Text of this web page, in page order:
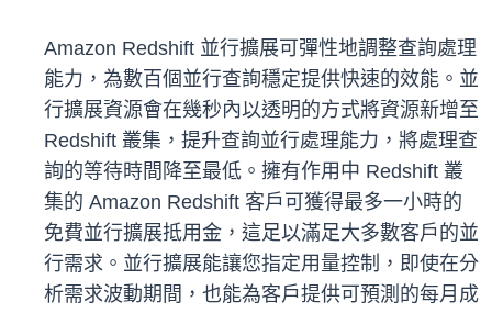
Amazon Redshift 並行擴展可彈性地調整查詢處理
能力，為數百個並行查詢穩定提供快速的效能。並
行擴展資源會在幾秒內以透明的方式將資源新增至
Redshift 叢集，提升查詢並行處理能力，將處理查
詢的等待時間降至最低。擁有作用中 Redshift 叢
集的 Amazon Redshift 客戶可獲得最多一小時的
免費並行擴展抵用金，這足以滿足大多數客戶的並
行需求。並行擴展能讓您指定用量控制，即使在分
析需求波動期間，也能為客戶提供可預測的每月成